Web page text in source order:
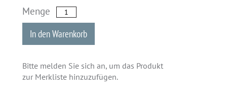
Menge
In den Warenkorb
Bitte melden Sie sich an, um das Produkt
zur Merkliste hinzuzufügen.